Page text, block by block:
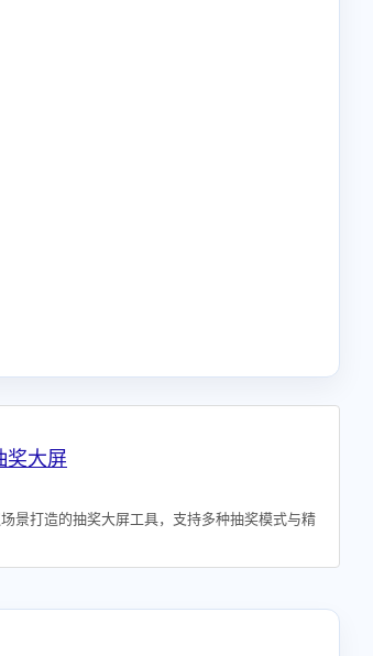
奖大屏
景打造的抽奖大屏工具，支持多种抽奖模式与精